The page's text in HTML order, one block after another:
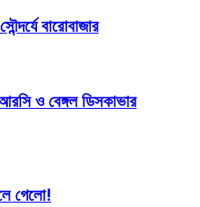
বারোবাজার
ও বেঙ্গল ডিসকাভার
গেলো!